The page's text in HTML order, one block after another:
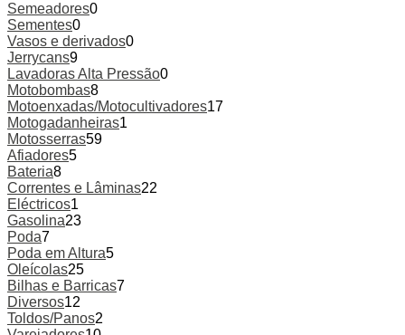
Semeadores0
Sementes0
Vasos e derivados0
Jerrycans9
Lavadoras Alta Pressão0
Motobombas8
Motoenxadas/Motocultivadores17
Motogadanheiras1
Motosserras59
Afiadores5
Bateria8
Correntes e Lâminas22
Eléctricos1
Gasolina23
Poda7
Poda em Altura5
Oleícolas25
Bilhas e Barricas7
Diversos12
Toldos/Panos2